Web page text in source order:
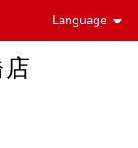
Language